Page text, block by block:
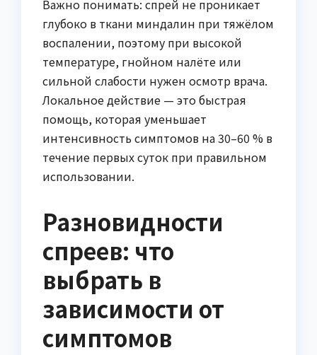
Важно понимать: спрей не проникает
глубоко в ткани миндалин при тяжёлом
воспалении, поэтому при высокой
температуре, гнойном налёте или
сильной слабости нужен осмотр врача.
Локальное действие — это быстрая
помощь, которая уменьшает
интенсивность симптомов на 30–60 % в
течение первых суток при правильном
использовании.
Разновидности
спреев: что
выбрать в
зависимости от
симптомов